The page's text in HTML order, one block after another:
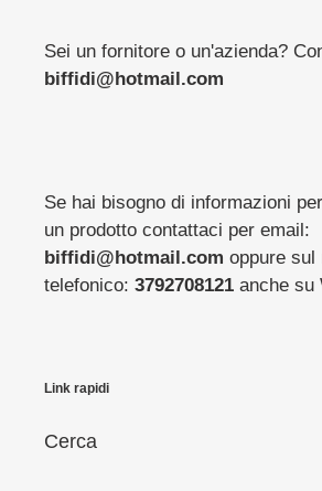
Sei un fornitore o un'azienda?
biffidi@hotmail.com
Se hai bisogno di informazioni
un prodotto contattaci per email:
biffidi@hotmail.com oppure sul
telefonico: 3792708121 anche su
Link rapidi
Cerca